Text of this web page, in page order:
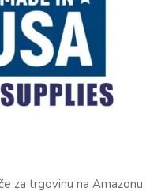
za trgovinu na Amazonu,